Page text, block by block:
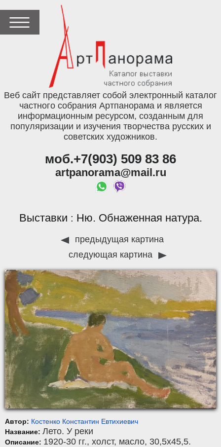
Веб сайт представляет собой электронный каталог
частного собрания Артпанорама и является
информационным ресурсом, созданным для
популяризации и изучения творчества русских и
советских художников.
моб.+7(903) 509 83 86
artpanorama@mail.ru
Выставки : Ню. Обнаженная натура.
предыдущая картина
следующая картина
Автор: Костенко Константин Евтихиевич
Название: Лето. У реки
Описание: 1920-30 гг., холст, масло, 30,5x45,5.